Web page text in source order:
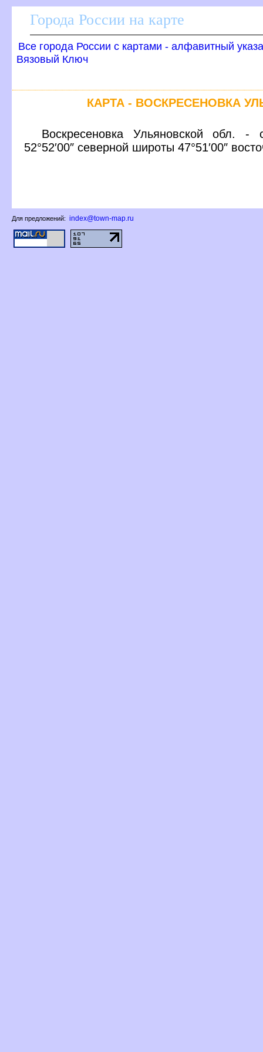
Города России на карте
се города России с картами - алфавитный
язовый Ключ
КАРТА - ВОСКРЕСЕНОВКА
оскресеновка Ульяновской обл. -
52°52′00″ северной широты 47°51′00″
Для предложений: index@town-map.ru